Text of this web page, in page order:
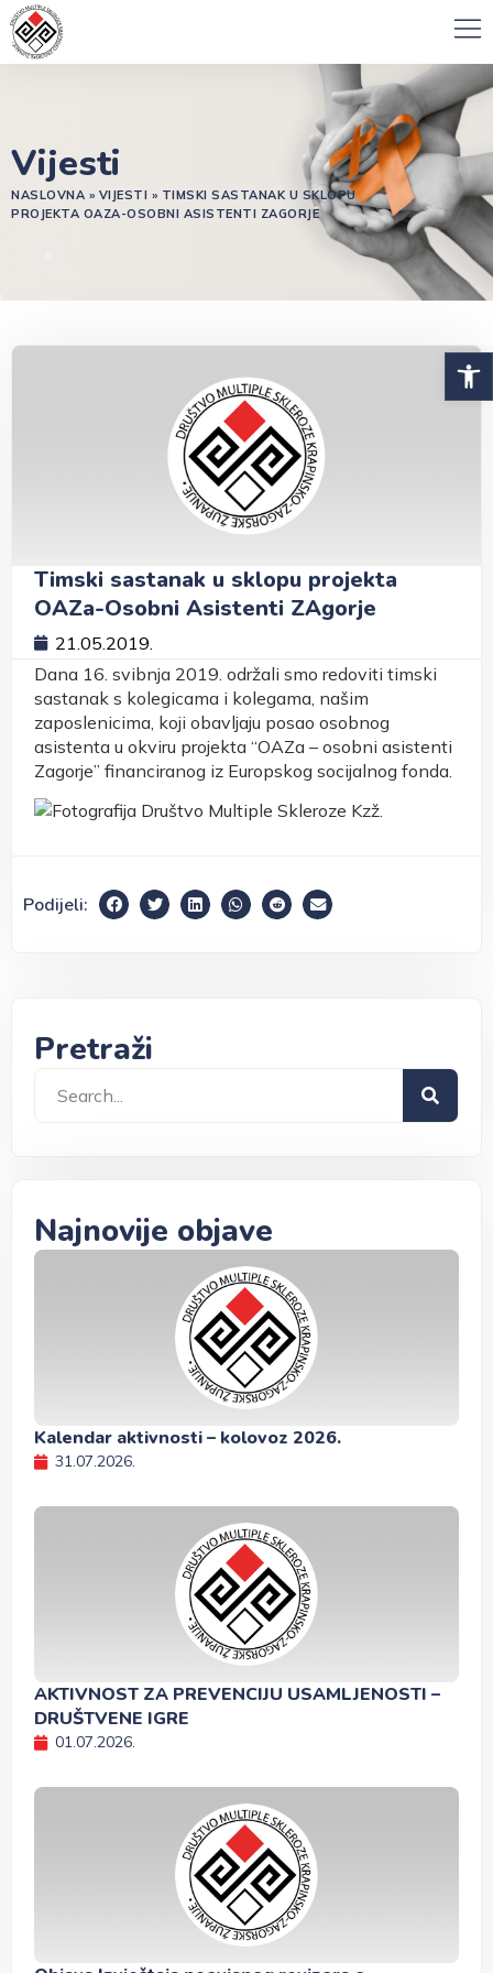
Vijesti
NASLOVNA » VIJESTI » TIMSKI SASTANAK U SKLOPU
PROJEKTA OAZA-OSOBNI ASISTENTI ZAGORJE
Timski sastanak u sklopu projekta
OAZa-Osobni Asistenti ZAgorje
21.05.2019.
Dana 16. svibnja 2019. održali smo redoviti timski
sastanak s kolegicama i kolegama, našim
zaposlenicima, koji obavljaju posao osobnog
asistenta u okviru projekta “OAZa – osobni asistenti
Zagorje” financiranog iz Europskog socijalnog fonda.
Podijeli:
Pretraži
Najnovije objave
Kalendar aktivnosti – kolovoz 2026.
31.07.2026.
AKTIVNOST ZA PREVENCIJU USAMLJENOSTI –
DRUŠTVENE IGRE
01.07.2026.